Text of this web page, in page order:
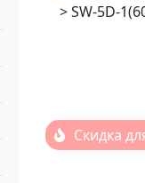
> SW-5D-
Скидка